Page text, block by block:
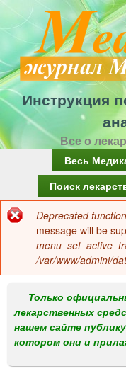
к
Инструкция
Все о
а
в
о
м
е
н
Весь
Поиск
Сообщение
об
ошибке
Deprecated function
message will be
/var/www/admini/
Только
лекарственных
нашем сайте
котором они и